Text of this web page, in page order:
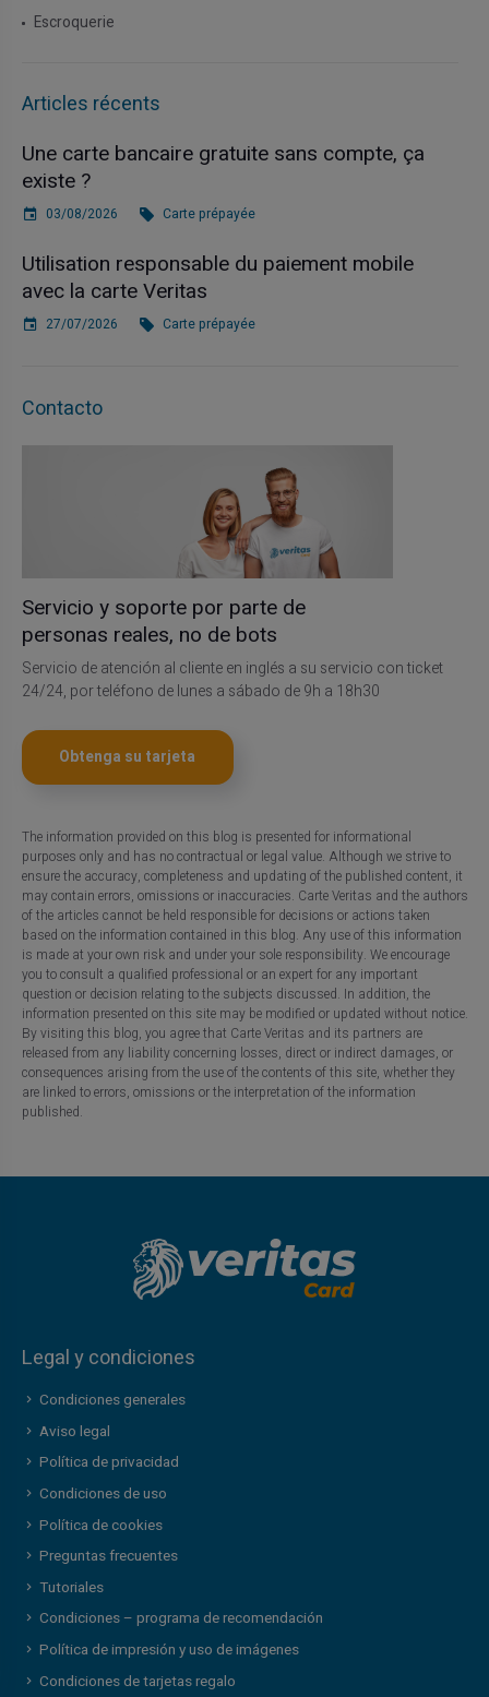
Escroquerie
Articles récents
Une carte bancaire gratuite sans compte, ça
existe ?
03/08/2026 Carte prépayée
Utilisation responsable du paiement mobile
avec la carte Veritas
27/07/2026 Carte prépayée
Contacto
Servicio y soporte por parte de
personas reales, no de bots
Servicio de atención al cliente en inglés a su servicio con ticket
24/24, por teléfono de lunes a sábado de 9h a 18h30
Obtenga su tarjeta
The information provided on this blog is presented for informational
purposes only and has no contractual or legal value. Although we strive to
ensure the accuracy, completeness and updating of the published content, it
may contain errors, omissions or inaccuracies. Carte Veritas and the authors
of the articles cannot be held responsible for decisions or actions taken
based on the information contained in this blog. Any use of this information
is made at your own risk and under your sole responsibility. We encourage
you to consult a qualified professional or an expert for any important
question or decision relating to the subjects discussed. In addition, the
information presented on this site may be modified or updated without notice.
By visiting this blog, you agree that Carte Veritas and its partners are
released from any liability concerning losses, direct or indirect damages, or
consequences arising from the use of the contents of this site, whether they
are linked to errors, omissions or the interpretation of the information
published.
Legal y condiciones
Condiciones generales
Aviso legal
Política de privacidad
Condiciones de uso
Política de cookies
Preguntas frecuentes
Tutoriales
Condiciones – programa de recomendación
Política de impresión y uso de imágenes
Condiciones de tarjetas regalo